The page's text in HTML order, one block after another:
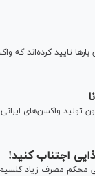
که واکسن‌های کووید-۱۹هیچ
تولید واکسن‌های ایرانی
محکم مصرف زیاد